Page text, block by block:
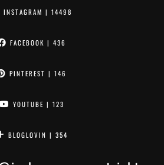
INSTAGRAM | 14498
FACEBOOK | 436
PINTEREST | 146
YOUTUBE | 123
BLOGLOVIN | 354